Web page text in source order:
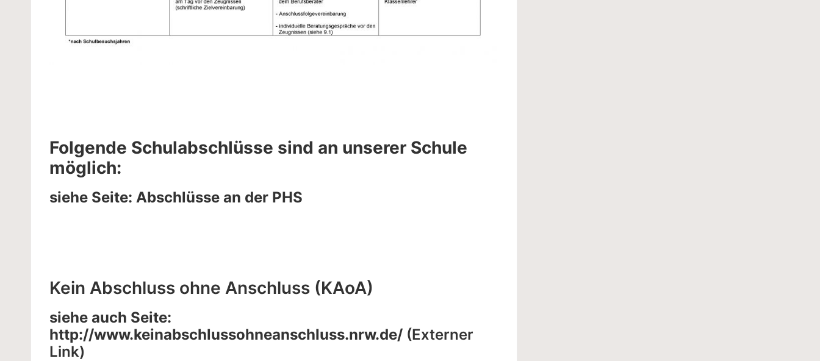
Folgende Schulabschlüsse sind an unserer Schule
möglich:
siehe Seite: Abschlüsse an der PHS
Kein Abschluss ohne Anschluss (KAoA)
siehe auch Seite:
http://www.keinabschlussohneanschluss.nrw.de/ (Externer
Link)